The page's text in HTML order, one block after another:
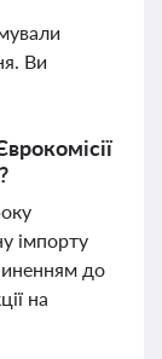
Ви
імпорту
до
на